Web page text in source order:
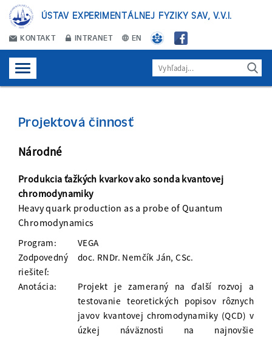
ÚSTAV EXPERIMENTÁLNEJ FYZIKY SAV, V.V.I.
KONTAKT INTRANET EN
Projektová činnosť
Národné
Produkcia ťažkých kvarkov ako sonda kvantovej
chromodynamiky
Heavy quark production as a probe of Quantum
Chromodynamics
Program:
VEGA
Zodpovedný
riešiteľ:
doc. RNDr. Nemčík Ján, CSc.
Anotácia:
Projekt je zameraný na ďalší rozvoj a
testovanie teoretických popisov rôznych
javov kvantovej chromodynamiky (QCD) v
úzkej náväznosti na najnovšie